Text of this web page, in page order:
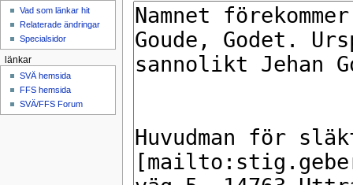
Vad som länkar hit
Relaterade ändringar
Specialsidor
länkar
SVÄ hemsida
FFS hemsida
SVÄ/FFS Forum